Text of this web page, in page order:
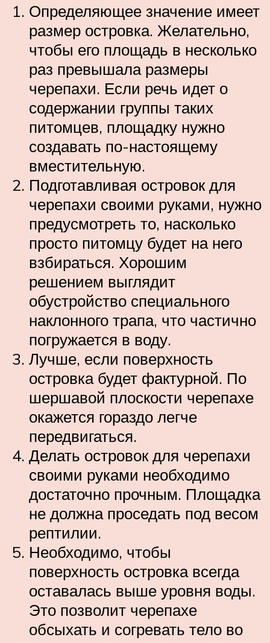
Определяющее значение имеет
размер островка. Желательно,
чтобы его площадь в несколько
раз превышала размеры
черепахи. Если речь идет о
содержании группы таких
питомцев, площадку нужно
создавать по-настоящему
вместительную.
Подготавливая островок для
черепахи своими руками, нужно
предусмотреть то, насколько
просто питомцу будет на него
взбираться. Хорошим
решением выглядит
обустройство специального
наклонного трапа, что частично
погружается в воду.
Лучше, если поверхность
островка будет фактурной. По
шершавой плоскости черепахе
окажется гораздо легче
передвигаться.
Делать островок для черепахи
своими руками необходимо
достаточно прочным. Площадка
не должна проседать под весом
рептилии.
Необходимо, чтобы
поверхность островка всегда
оставалась выше уровня воды.
Это позволит черепахе
обсыхать и согревать тело во